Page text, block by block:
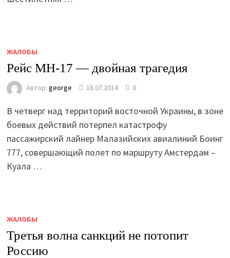
ЖАЛОБЫ
Рейс МН-17 — двойная трагедия
Автор: george 18.07.2014 0
В четверг над территорий восточной Украины, в зоне
боевых действий потерпел катастрофу
пассажирский лайнер Малазийских авиалиний Боинг
777, совершающий полет по маршруту Амстердам –
Куала …
ЖАЛОБЫ
Третья волна санкций не потопит
Россию